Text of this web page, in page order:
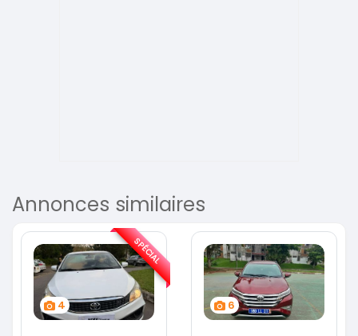
Annonces similaires
4
SPÉCIAL
6